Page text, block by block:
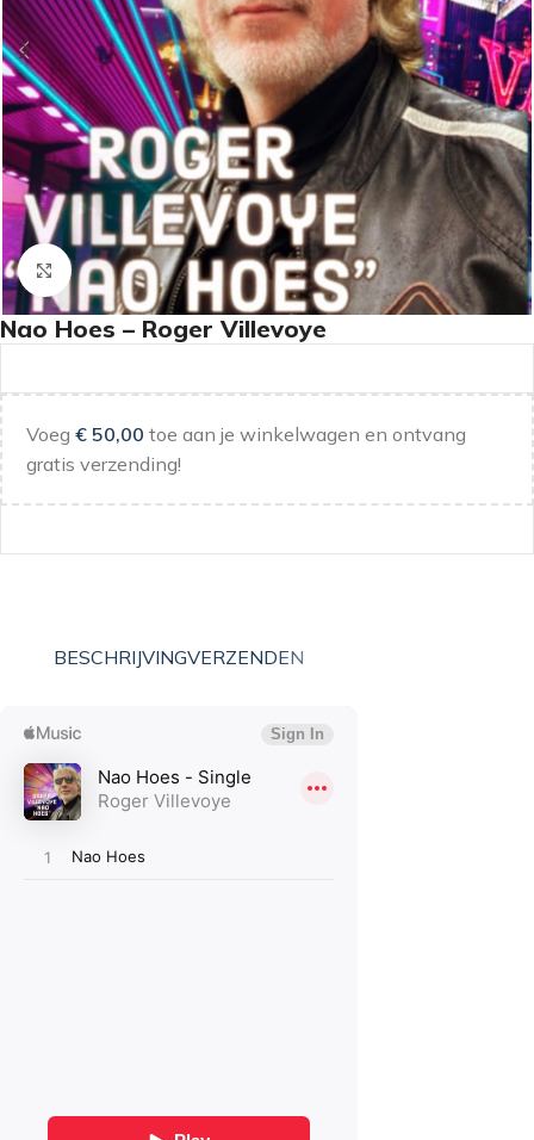
Klik om te vergroten
Nao Hoes – Roger Villevoye
Voeg € 50,00 toe aan je winkelwagen en ontvang
gratis verzending!
BESCHRIJVINGVERZENDEN